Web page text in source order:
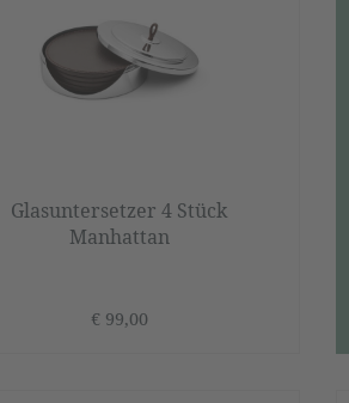
Glasuntersetzer 4 Stück
Manhattan
€ 99,00